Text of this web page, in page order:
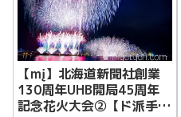
【mį】北海道新聞社創業
130周年UHB開局45周年
記念花火大会②【ド派手バ